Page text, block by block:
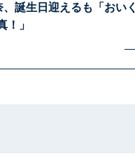
誕生日迎えるも「おいく
！」